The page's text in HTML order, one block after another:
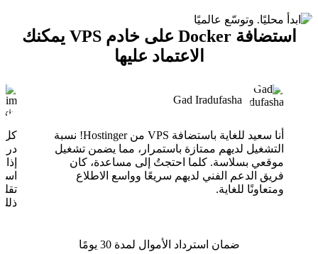
استضافة Docker على خادم VPS يمكنك
الاعتماد عليها
Gad Iradufasha
أنا سعيد للغاية باستضافة VPS من Hostinger! نسبة
التشغيل لديهم ممتازة باستمرار، مما يضمن تشغيل
موقعي بسلاسة. كلما احتجتُ إلى مساعدة، كان
فريق الدعم الفني لديهم سريعًا وواسع الاطلاع
ومتعاونًا للغاية.
ضمان استرداد الأموال لمدة 30 يومًا